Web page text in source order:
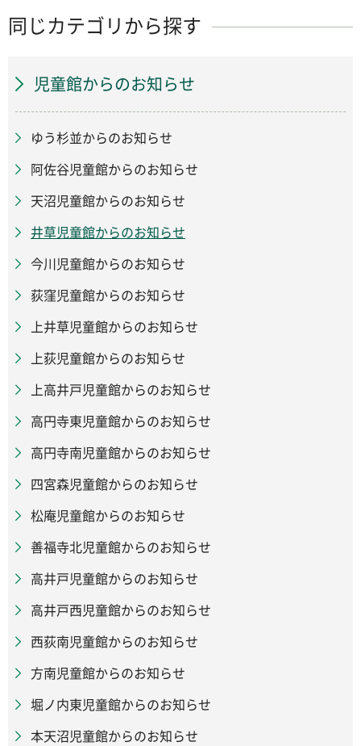
同じカテゴリから探す
児童館からのお知らせ
ゆう杉並からのお知らせ
阿佐谷児童館からのお知らせ
天沼児童館からのお知らせ
井草児童館からのお知らせ
今川児童館からのお知らせ
荻窪児童館からのお知らせ
上井草児童館からのお知らせ
上荻児童館からのお知らせ
上高井戸児童館からのお知らせ
高円寺東児童館からのお知らせ
高円寺南児童館からのお知らせ
四宮森児童館からのお知らせ
松庵児童館からのお知らせ
善福寺北児童館からのお知らせ
高井戸児童館からのお知らせ
高井戸西児童館からのお知らせ
西荻南児童館からのお知らせ
方南児童館からのお知らせ
堀ノ内東児童館からのお知らせ
本天沼児童館からのお知らせ